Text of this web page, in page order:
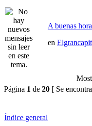
A buenas
en
Página 1 de 20 [ Se
Índice general